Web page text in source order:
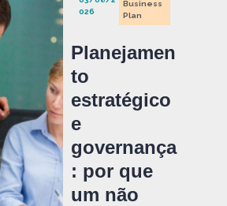
026
Business
Plan
Planejamen
to
estratégico
e
governança
: por que
um não